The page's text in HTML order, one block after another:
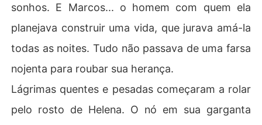
sonhos. E Marcos... o homem com quem ela
planejava construir uma vida, que jurava amá-la
todas as noites. Tudo não passava de uma farsa
nojenta para roubar sua herança.
​Lágrimas quentes e pesadas começaram a rolar
pelo rosto de Helena. O nó em sua garganta